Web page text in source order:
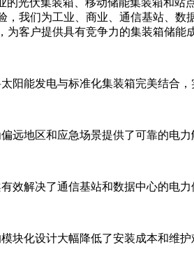
业的光伏集装箱、移动储能集装箱和
，我们为工业、商业、通信基站、
为客户提供具有竞争力的集装箱储能
阳能发电与标准化集装箱完美结合
远地区和应急场景提供了可靠的电力
效解决了通信基站和数据中心的电力
块化设计大幅降低了安装成本和维护